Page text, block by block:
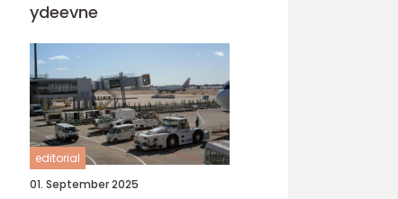
ydeevne
editorial
01. September 2025